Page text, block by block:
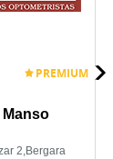
PREMIUM
2,Bergara